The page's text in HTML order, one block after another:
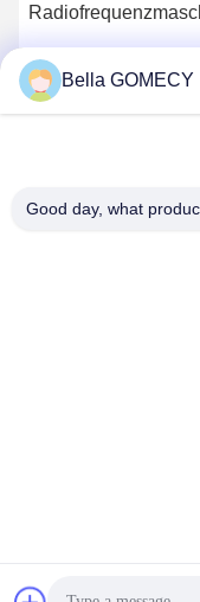
Fraktionsmikronadel
Aging Maschine
Bella GOMECY
Good day, what